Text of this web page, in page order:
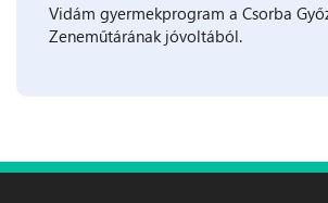
Vidám gyermekprogram a Csorba
Zeneműtárának jóvoltából.